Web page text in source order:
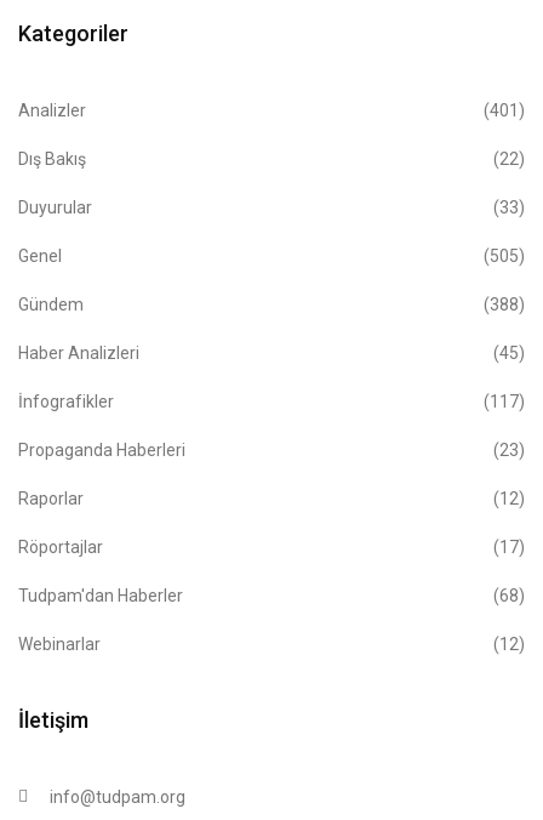
Kategoriler
Analizler (401)
Dış Bakış (22)
Duyurular (33)
Genel (505)
Gündem (388)
Haber Analizleri (45)
İnfografikler (117)
Propaganda Haberleri (23)
Raporlar (12)
Röportajlar (17)
Tudpam'dan Haberler (68)
Webinarlar (12)
İletişim
info@tudpam.org